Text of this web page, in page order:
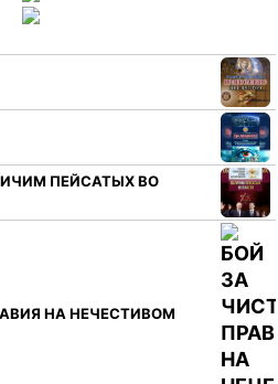
ПЕЙСАТЫХ ВО
НА НЕЧЕСТИВОМ